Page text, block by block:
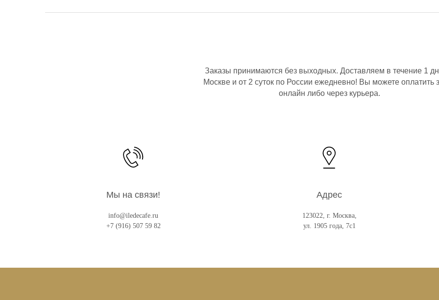
Заказы принимаются без выходных. Доставляем в течение 1
Москве и от 2 суток по России ежедневно! Вы можете оплатить
онлайн либо через курьера.
Мы на связи!
info@iledecafe.ru
+7 (916) 507 59 82
Адрес
123022, г. Москва,
ул. 1905 года, 7с1